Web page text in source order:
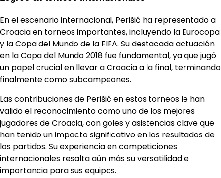
En el escenario internacional, Perišić ha representado a
Croacia en torneos importantes, incluyendo la Eurocopa
y la Copa del Mundo de la FIFA. Su destacada actuación
en la Copa del Mundo 2018 fue fundamental, ya que jugó
un papel crucial en llevar a Croacia a la final, terminando
finalmente como subcampeones.
Las contribuciones de Perišić en estos torneos le han
valido el reconocimiento como uno de los mejores
jugadores de Croacia, con goles y asistencias clave que
han tenido un impacto significativo en los resultados de
los partidos. Su experiencia en competiciones
internacionales resalta aún más su versatilidad e
importancia para sus equipos.